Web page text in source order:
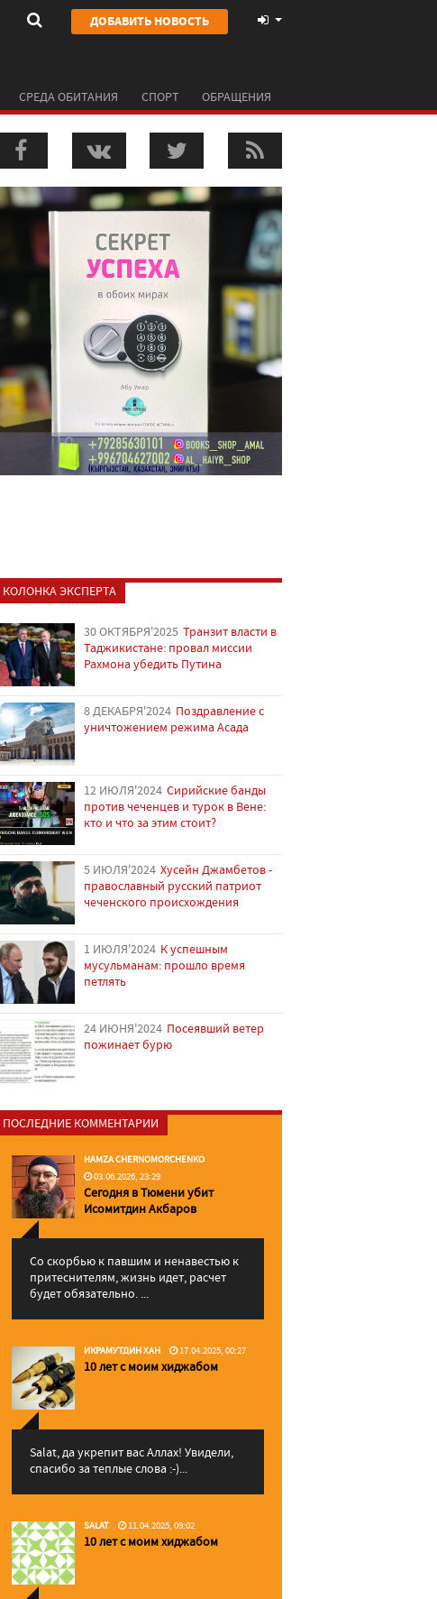
ДОБАВИТЬ НОВОСТЬ
СРЕДА ОБИТАНИЯ СПОРТ ОБРАЩЕНИЯ
КОЛОНКА ЭКСПЕРТА
30 ОКТЯБРЯ'2025 Транзит власти в
Таджикистане: провал миссии
Рахмона убедить Путина
8 ДЕКАБРЯ'2024 Поздравление с
уничтожением режима Асада
12 ИЮЛЯ'2024 Сирийские банды
против чеченцев и турок в Вене:
кто и что за этим стоит?
5 ИЮЛЯ'2024 Хусейн Джамбетов -
православный русский патриот
чеченского происхождения
1 ИЮЛЯ'2024 К успешным
мусульманам: прошло время
петлять
24 ИЮНЯ'2024 Посеявший ветер
пожинает бурю
ПОСЛЕДНИЕ КОММЕНТАРИИ
HAMZA CHERNOMORCHENKO
03.06.2026, 23:29
Сегодня в Тюмени убит
Исомитдин Акбаров
Со скорбью к павшим и ненавестью к
притеснителям, жизнь идет, расчет
будет обязательно. ...
ИКРАМУТДИН ХАН 17.04.2025, 00:27
10 лет с моим хиджабом
Salat, да укрепит вас Аллаx! Увидели,
спасибо за теплые слова :-)...
SALAT 11.04.2025, 09:02
10 лет с моим хиджабом